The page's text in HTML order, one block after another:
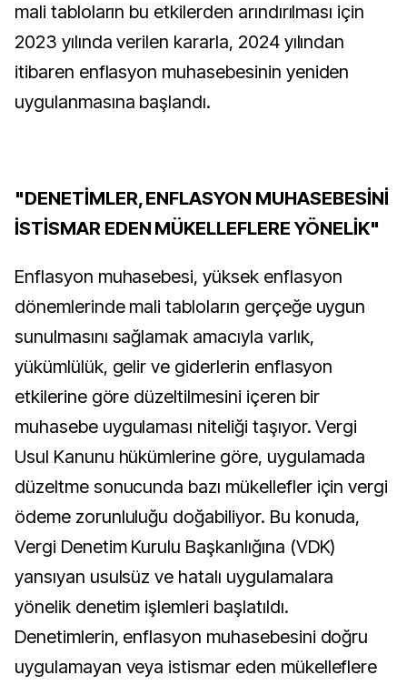
mali tabloların bu etkilerden arındırılması için
2023 yılında verilen kararla, 2024 yılından
itibaren enflasyon muhasebesinin yeniden
uygulanmasına başlandı.
"DENETİMLER, ENFLASYON MUHASEBESİNİ
İSTİSMAR EDEN MÜKELLEFLERE YÖNELİK"
Enflasyon muhasebesi, yüksek enflasyon
dönemlerinde mali tabloların gerçeğe uygun
sunulmasını sağlamak amacıyla varlık,
yükümlülük, gelir ve giderlerin enflasyon
etkilerine göre düzeltilmesini içeren bir
muhasebe uygulaması niteliği taşıyor. Vergi
Usul Kanunu hükümlerine göre, uygulamada
düzeltme sonucunda bazı mükellefler için vergi
ödeme zorunluluğu doğabiliyor. Bu konuda,
Vergi Denetim Kurulu Başkanlığına (VDK)
yansıyan usulsüz ve hatalı uygulamalara
yönelik denetim işlemleri başlatıldı.
Denetimlerin, enflasyon muhasebesini doğru
uygulamayan veya istismar eden mükelleflere